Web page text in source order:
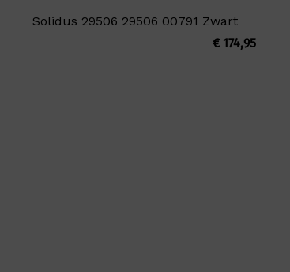
Solidus 29506 29506 00791 Zwart
€174,95